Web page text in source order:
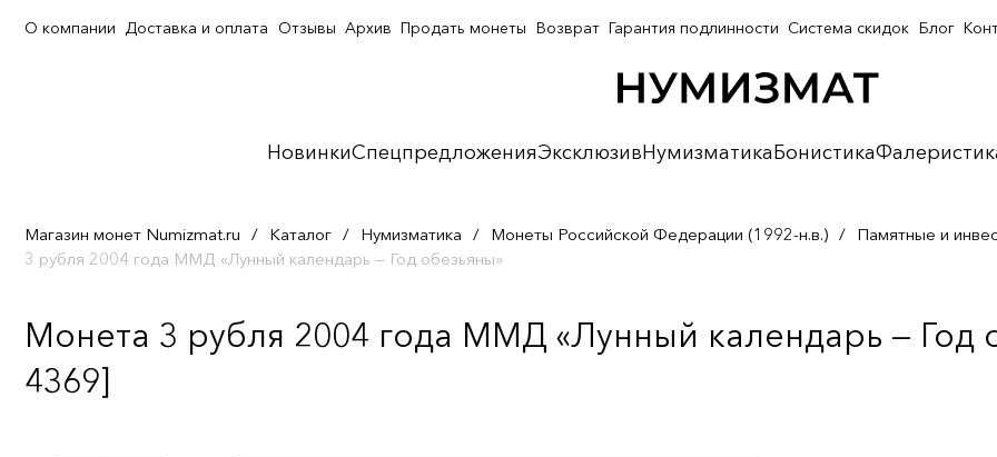
НовинкиСпецпредложенияЭксклюзивНумизматикаБонистика
О компании Доставка и оплата Отзывы Архив Продать монеты Возврат Гарантия подлинности Система скидок Блог
Магазин монет Numizmat.ru / Каталог / Нумизматика / Монеты Российской Федерации (1992-н.в.) / Памятные и
3 рубля 2004 года ММД «Лунный календарь — Год обезьяны»
Монета 3 рубля 2004 года ММД «Лунный календарь — Год
4369]